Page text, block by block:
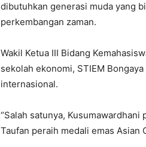
dibutuhkan generasi muda yang
perkembangan zaman.
Wakil Ketua III Bidang
sekolah ekonomi, STIEM
internasional.
‘’Salah satunya,
Taufan peraih medali emas Asian